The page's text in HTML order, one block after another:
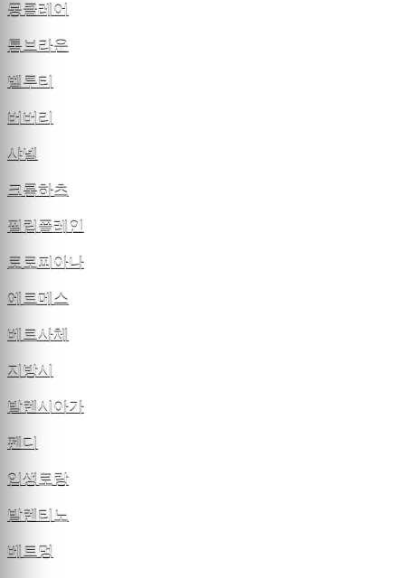
몽클레어
톰브라운
벨루티
버버리
샤넬
크롬하츠
필립플레인
로로피아나
에르메스
베르사체
지방시
발렌시아가
펜디
입생로랑
발렌티노
베트멍